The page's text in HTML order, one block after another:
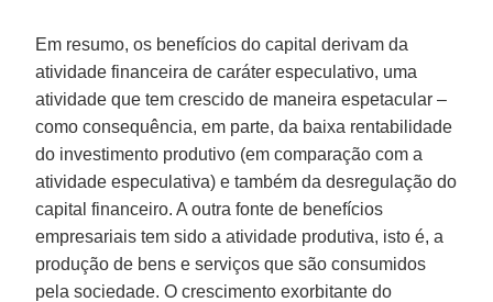
Em resumo, os benefícios do capital derivam da
atividade financeira de caráter especulativo, uma
atividade que tem crescido de maneira espetacular –
como consequência, em parte, da baixa rentabilidade
do investimento produtivo (em comparação com a
atividade especulativa) e também da desregulação do
capital financeiro. A outra fonte de benefícios
empresariais tem sido a atividade produtiva, isto é, a
produção de bens e serviços que são consumidos
pela sociedade. O crescimento exorbitante do